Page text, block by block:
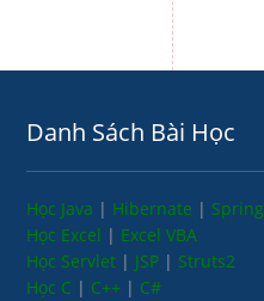
Danh Sách Bài Học
Học Java | Hibernate | Spring
Học Excel | Excel VBA
Học Servlet | JSP | Struts2
Học C | C++ | C#